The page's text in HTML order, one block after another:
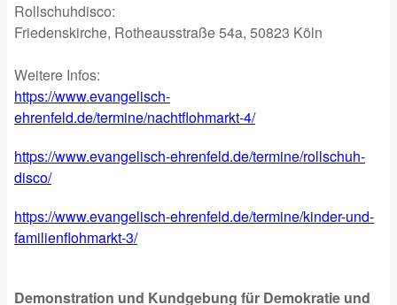
Rollschuhdisco:
Friedenskirche, Rotheausstraße 54a, 50823 Köln
Weitere Infos:
https://www.evangelisch-
ehrenfeld.de/termine/nachtflohmarkt-4/
https://www.evangelisch-ehrenfeld.de/termine/rollschuh-
disco/
https://www.evangelisch-ehrenfeld.de/termine/kinder-und-
familienflohmarkt-3/
Demonstration und Kundgebung für Demokratie und